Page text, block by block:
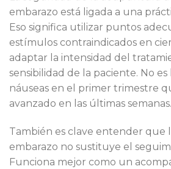
embarazo está ligada a una
Eso significa utilizar puntos
estímulos contraindicados en
adaptar la intensidad del
sensibilidad de la paciente. No
náuseas en el primer trimestre
avanzado en las últimas semanas.
También es clave entender que
embarazo no sustituye el
Funciona mejor como un